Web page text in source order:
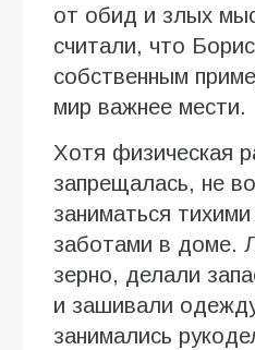
от обид и злых
считали, что
собственным
мир важнее мести.
Хотя физическая
запрещалась, не
заниматься
заботами в доме.
зерно, делали
и зашивали
занимались